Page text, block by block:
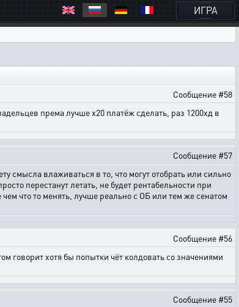
ИГРА
Сообщение #58
према лучше х20 платёж сделать, раз 1200хд в
Сообщение #57
смысла влаживаться в то, что могут отобрать или сильно
перестанут летать, не будет рентабельности при
что то менять, лучше реально с ОБ или тем же сенатом
Сообщение #56
говорит хотя бы попытки чёт колдовать со значениями
Сообщение #55